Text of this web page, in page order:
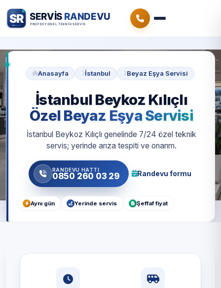
Anasayfa İstanbul Beyaz Eşya Servisi
İstanbul Beykoz Kılıçlı
Özel Beyaz Eşya Servisi
İstanbul Beykoz Kılıçlı genelinde 7/24 özel teknik
servis; yerinde arıza tespiti ve onarım.
RANDEVU HATTI
0850 260 03 29 Randevu formu
Aynı gün Yerinde servis Şeffaf fiyat